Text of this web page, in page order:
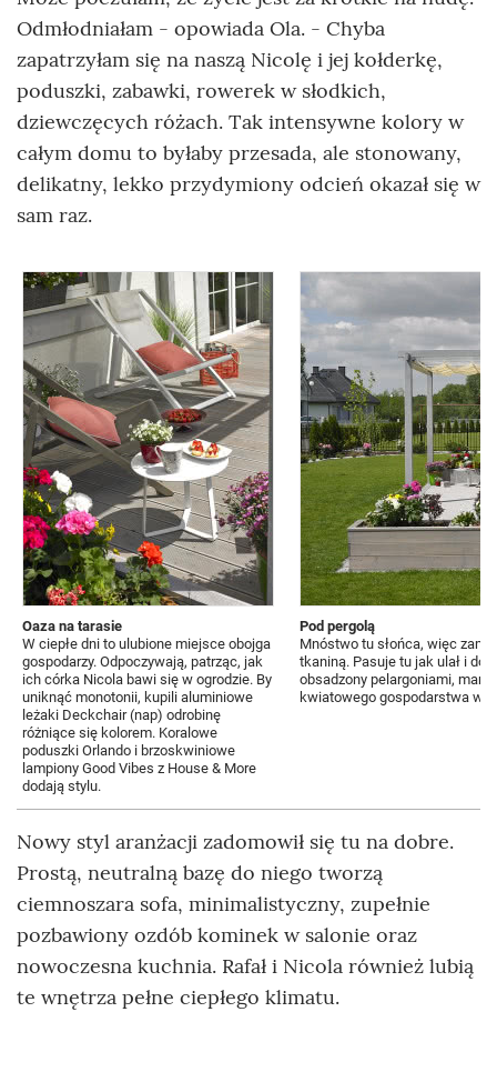
Odmłodniałam - opowiada Ola. - Chyba
zapatrzyłam się na naszą Nicolę i jej kołderkę,
poduszki, zabawki, rowerek w słodkich,
dziewczęcych różach. Tak intensywne kolory w
całym domu to byłaby przesada, ale stonowany,
delikatny, lekko przydymiony odcień okazał się w
sam raz.
Oaza na tarasie
W ciepłe dni to ulubione miejsce obojga
gospodarzy. Odpoczywają, patrząc, jak
ich córka Nicola bawi się w ogrodzie. By
uniknąć monotonii, kupili aluminiowe
leżaki Deckchair (nap) odrobinę
różniące się kolorem. Koralowe
poduszki Orlando i brzoskwiniowe
lampiony Good Vibes z House & More
dodają stylu.
Pod pergolą
Mnóstwo tu słońca, więc
tkaniną. Pasuje tu jak ulał i
obsadzony pelargoniami,
kwiatowego gospodarstwa w
Nowy styl aranżacji zadomowił się tu na dobre.
Prostą, neutralną bazę do niego tworzą
ciemnoszara sofa, minimalistyczny, zupełnie
pozbawiony ozdób kominek w salonie oraz
nowoczesna kuchnia. Rafał i Nicola również lubią
te wnętrza pełne ciepłego klimatu.